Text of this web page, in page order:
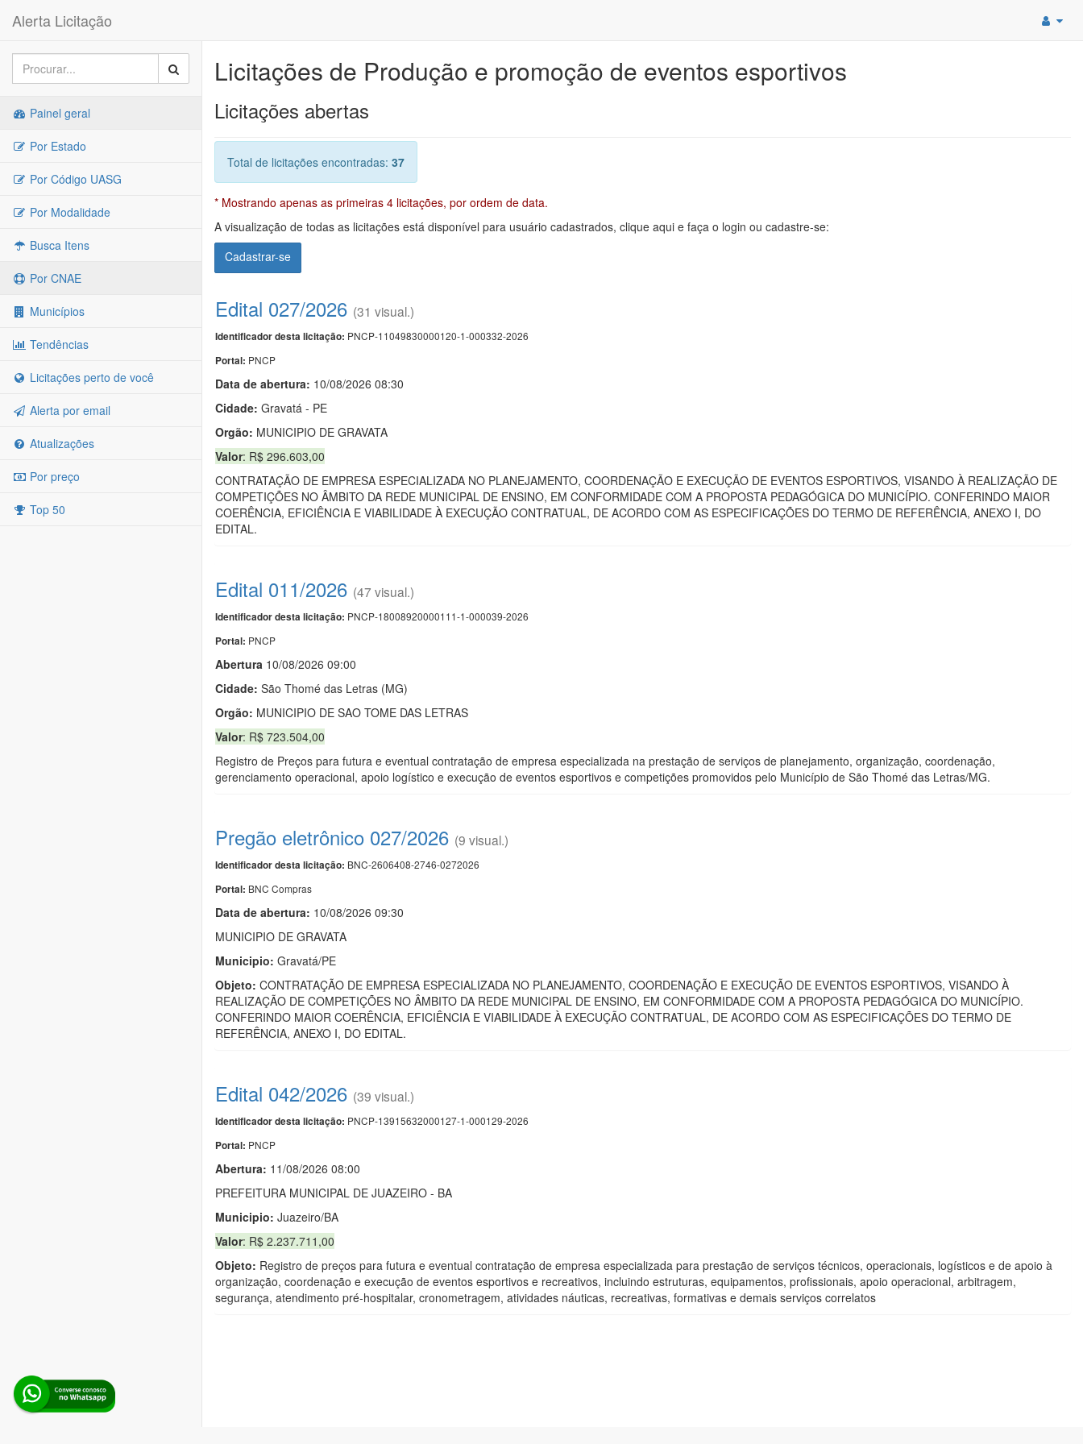
Alerta Licitação
Painel geral
Por Estado
Por Código UASG
Por Modalidade
Busca Itens
Por CNAE
Municípios
Tendências
Licitações perto de você
Alerta por email
Atualizações
Por preço
Top 50
Licitações de Produção e promoção de eventos esportivos
Licitações abertas
Total de licitações encontradas: 37
* Mostrando apenas as primeiras 4 licitações, por ordem de data.
A visualização de todas as licitações está disponível para usuário cadastrados, clique aqui e faça o login ou cadastre-se:
Cadastrar-se
Edital 027/2026 (31 visual.)
Identificador desta licitação: PNCP-11049830000120-1-000332-2026
Portal: PNCP
Data de abertura: 10/08/2026 08:30
Cidade: Gravatá - PE
Orgão: MUNICIPIO DE GRAVATA
Valor: R$ 296.603,00
CONTRATAÇÃO DE EMPRESA ESPECIALIZADA NO PLANEJAMENTO, COORDENAÇÃO E EXECUÇÃO DE EVENTOS ESPORTIVOS, VISANDO À REALIZAÇÃO DE
COMPETIÇÕES NO ÂMBITO DA REDE MUNICIPAL DE ENSINO, EM CONFORMIDADE COM A PROPOSTA PEDAGÓGICA DO MUNICÍPIO. CONFERINDO MAIOR
COERÊNCIA, EFICIÊNCIA E VIABILIDADE À EXECUÇÃO CONTRATUAL, DE ACORDO COM AS ESPECIFICAÇÕES DO TERMO DE REFERÊNCIA, ANEXO I, DO
EDITAL.
Edital 011/2026 (47 visual.)
Identificador desta licitação: PNCP-18008920000111-1-000039-2026
Portal: PNCP
Abertura 10/08/2026 09:00
Cidade: São Thomé das Letras (MG)
Orgão: MUNICIPIO DE SAO TOME DAS LETRAS
Valor: R$ 723.504,00
Registro de Preços para futura e eventual contratação de empresa especializada na prestação de serviços de planejamento, organização, coordenação,
gerenciamento operacional, apoio logístico e execução de eventos esportivos e competições promovidos pelo Município de São Thomé das Letras/MG.
Pregão eletrônico 027/2026 (9 visual.)
Identificador desta licitação: BNC-2606408-2746-0272026
Portal: BNC Compras
Data de abertura: 10/08/2026 09:30
MUNICIPIO DE GRAVATA
Municipio: Gravatá/PE
Objeto: CONTRATAÇÃO DE EMPRESA ESPECIALIZADA NO PLANEJAMENTO, COORDENAÇÃO E EXECUÇÃO DE EVENTOS ESPORTIVOS, VISANDO À
REALIZAÇÃO DE COMPETIÇÕES NO ÂMBITO DA REDE MUNICIPAL DE ENSINO, EM CONFORMIDADE COM A PROPOSTA PEDAGÓGICA DO MUNICÍPIO.
CONFERINDO MAIOR COERÊNCIA, EFICIÊNCIA E VIABILIDADE À EXECUÇÃO CONTRATUAL, DE ACORDO COM AS ESPECIFICAÇÕES DO TERMO DE
REFERÊNCIA, ANEXO I, DO EDITAL.
Edital 042/2026 (39 visual.)
Identificador desta licitação: PNCP-13915632000127-1-000129-2026
Portal: PNCP
Abertura: 11/08/2026 08:00
PREFEITURA MUNICIPAL DE JUAZEIRO - BA
Municipio: Juazeiro/BA
Valor: R$ 2.237.711,00
Objeto: Registro de preços para futura e eventual contratação de empresa especializada para prestação de serviços técnicos, operacionais, logísticos e de apoio à
organização, coordenação e execução de eventos esportivos e recreativos, incluindo estruturas, equipamentos, profissionais, apoio operacional, arbitragem,
segurança, atendimento pré-hospitalar, cronometragem, atividades náuticas, recreativas, formativas e demais serviços correlatos